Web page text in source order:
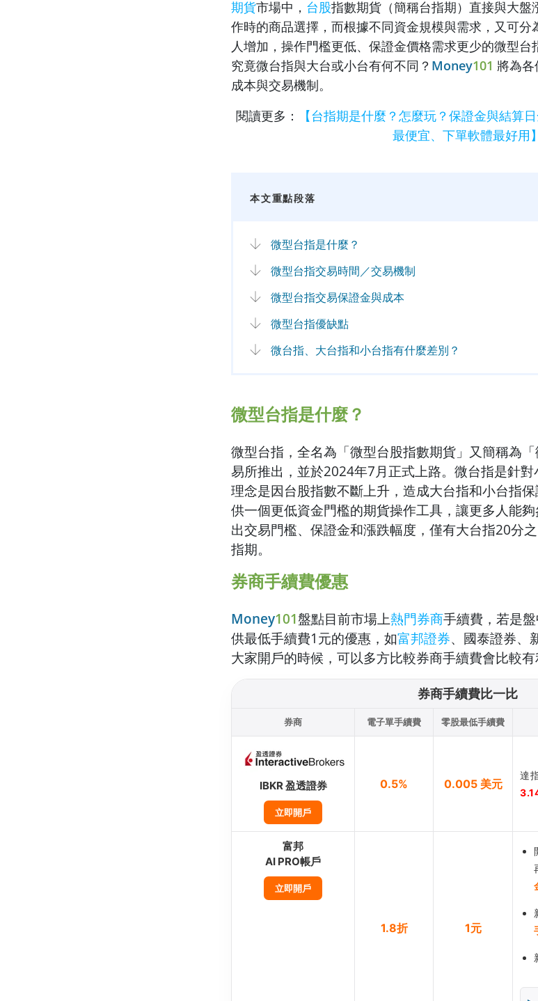
期貨市場中， 台股指數期貨（簡稱台指期）直接與大
作時的商品選擇，而根據不同資金規模與需求，又可分
人增加，操作門檻更低、保證金價格需求更少的微型台
究竟微台指與大台或小台有何不同？ Money101 將為各
成本與交易機制。
閱讀更多：
【台指期是什麼？怎麼玩？保證金與結算日
最便宜、下單軟體最好用】
本文重點段落
微型台指是什麼？
微型台指交易時間／交易機制
微型台指交易保證金與成本
微型台指優缺點
微台指、大台指和小台指有什麼差別？
微型台指是什麼？
微型台指，全名為「微型台股指數期貨」又簡稱為
易所推出，並於2024年7月正式上路。微台指是針
理念是因台股指數不斷上升，造成大台指和小台指
供一個更低資金門檻的期貨操作工具，讓更多人能
出交易門檻、保證金和漲跌幅度，僅有大台指20分
指期。
券商手續費優惠
Money101盤點目前市場上熱門券商手續費，若是盤
供最低手續費1元的優惠，如富邦證券、國泰證券、
大家開戶的時候，可以多方比較券商手續費會比較有
券商手續費比一比
券商 電子單手續費 零股最低手續費
IBKR 盈透證券
立即開戶
0.5% 0.005 美元
達
富邦
AI PRO帳戶
立即開戶
1.8折 1元